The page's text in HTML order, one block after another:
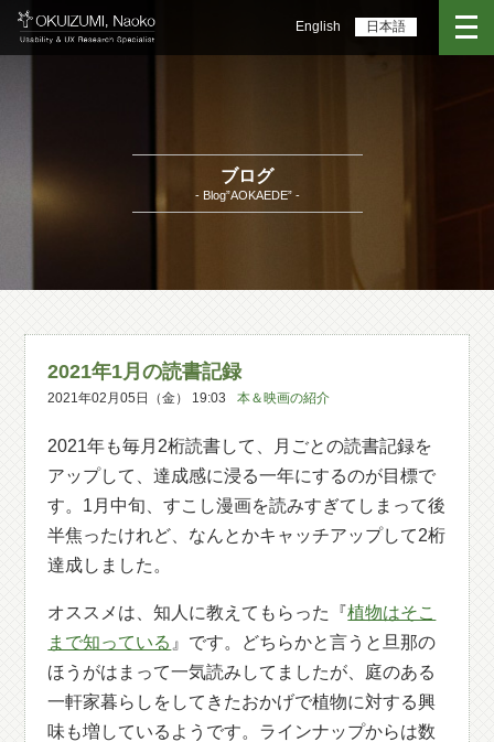
English 日本語
ブログ
- Blog”AOKAEDE” -
2021年1月の読書記録
2021年02月05日（金） 19:03 本＆映画の紹介
2021年も毎月2桁読書して、月ごとの読書記録を
アップして、達成感に浸る一年にするのが目標で
す。1月中旬、すこし漫画を読みすぎてしまって後
半焦ったけれど、なんとかキャッチアップして2桁
達成しました。
オススメは、知人に教えてもらった『植物はそこ
まで知っている 』です。どちらかと言うと旦那の
ほうがはまって一気読みしてましたが、庭のある
一軒家暮らしをしてきたおかげで植物に対する興
味も増しているようです。ラインナップからは数